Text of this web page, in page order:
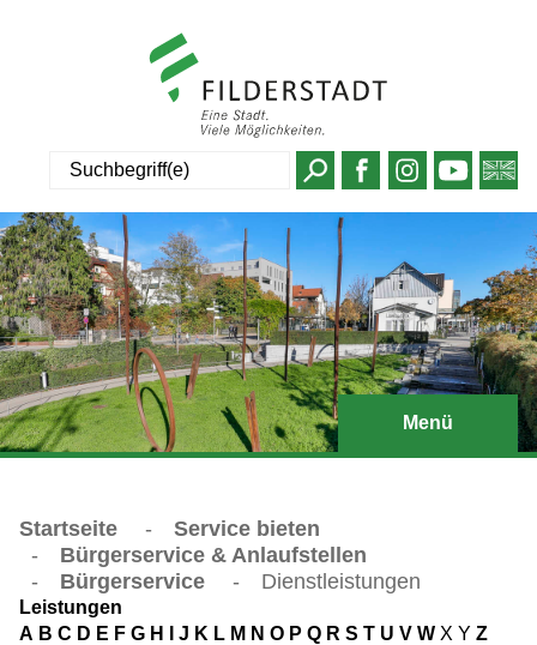
Menü
Startseite -
Service bieten
-
Bürgerservice & Anlaufstellen
-
Bürgerservice - Dienstleistungen
Leistungen
A B C D E F G H J K L M N O P Q R S T U V W X Y Z